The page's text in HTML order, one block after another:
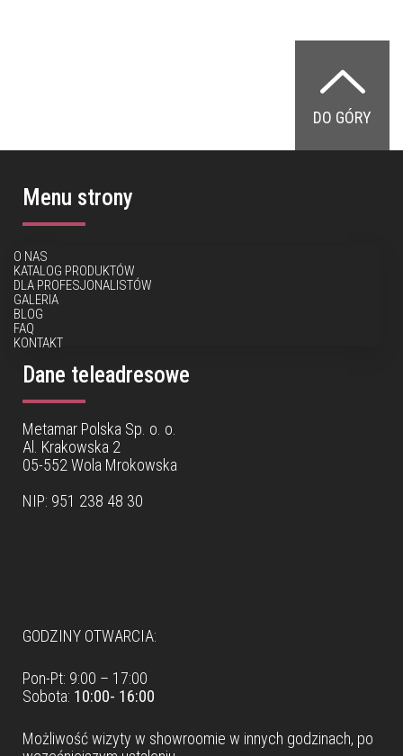
DO GÓRY
Menu strony
O NAS
KATALOG PRODUKTÓW
DLA PROFESJONALISTÓW
GALERIA
BLOG
FAQ
KONTAKT
Dane teleadresowe
Metamar Polska Sp. o. o.
Al. Krakowska 2
05-552 Wola Mrokowska
NIP: 951 238 48 30
GODZINY OTWARCIA:
Pon-Pt: 9:00 – 17:00
Sobota: 10:00- 16:00
Możliwość wizyty w showroomie w innych godzinach, po